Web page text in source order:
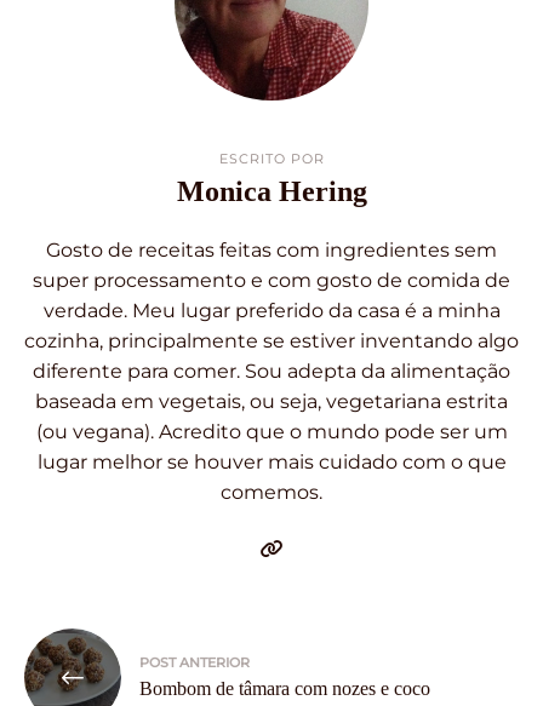
ESCRITO POR
Monica Hering
Gosto de receitas feitas com ingredientes sem
super processamento e com gosto de comida de
verdade. Meu lugar preferido da casa é a minha
cozinha, principalmente se estiver inventando algo
diferente para comer. Sou adepta da alimentação
baseada em vegetais, ou seja, vegetariana estrita
(ou vegana). Acredito que o mundo pode ser um
lugar melhor se houver mais cuidado com o que
comemos.
Navegação
de
POST ANTERIOR
Bombom de tâmara com nozes e coco